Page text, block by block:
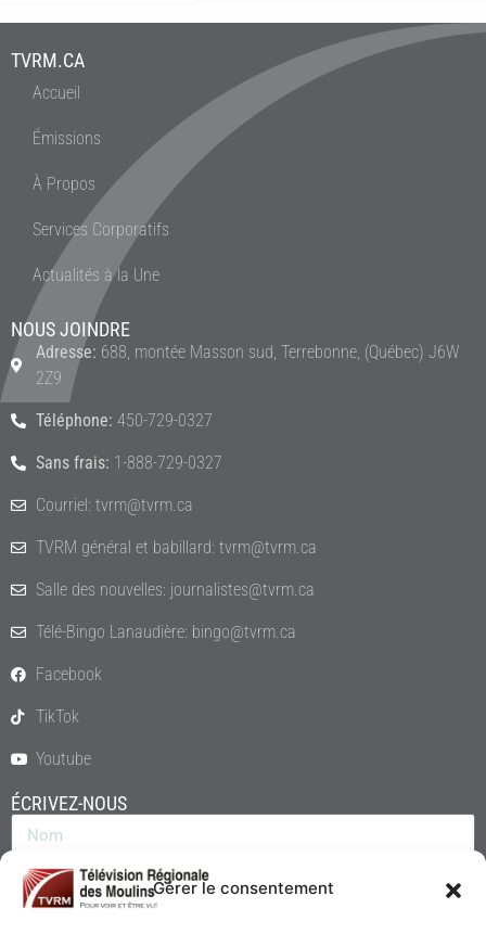
Gérer le consentement
TVRM.CA
Accueil
Émissions
À Propos
Services Corporatifs
Actualités à la Une
NOUS JOINDRE
Adresse: 688, montée Masson sud, Terrebonne, (Québec) J6W
2Z9
Téléphone: 450-729-0327
Sans frais: 1-888-729-0327
Courriel: tvrm@tvrm.ca
TVRM général et babillard: tvrm@tvrm.ca
Salle des nouvelles: journalistes@tvrm.ca
Télé-Bingo Lanaudière: bingo@tvrm.ca
Facebook
TikTok
Youtube
ÉCRIVEZ-NOUS